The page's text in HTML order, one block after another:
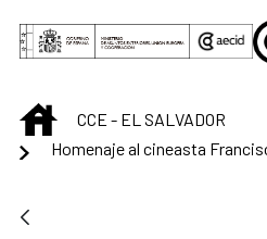
Saltar al contenido principal
INICIOCCE - EL SALVADOR
Homenaje al cineasta